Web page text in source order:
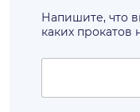
Напишите, что
каких прокатов